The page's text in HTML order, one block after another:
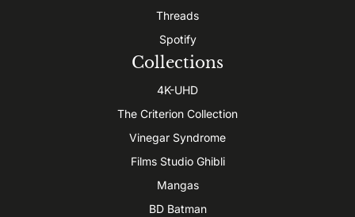
Threads
Spotify
Collections
4K-UHD
The Criterion Collection
Vinegar Syndrome
Films Studio Ghibli
Mangas
BD Batman